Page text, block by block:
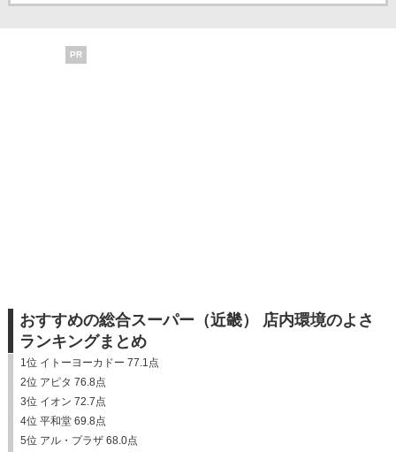
PR
おすすめの総合スーパー（近畿） 店内環境のよさ
ランキングまとめ
1位 イトーヨーカドー 77.1点
2位 アピタ 76.8点
3位 イオン 72.7点
4位 平和堂 69.8点
5位 アル・プラザ 68.0点